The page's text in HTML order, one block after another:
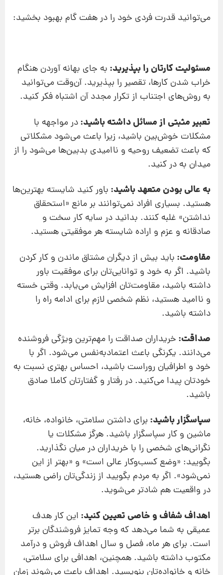
می‌توانید قدرت فردی خود را در هفت گام بهبود بخشید:
مسئولیت کارتان را بپذیرید: به جای بهانه آوردن هنگام
خراب شدن کارها، تقصیر را بپذیرید. آن‌وقت می‌توانید
به روش‌های اجتناب از تکرار مجدد آن اشتباه فکر کنید.
تعبیر مثبتی از مسائل داشته باشید:در مواجهه با
مشکلات خوش‌بین باشید، زیرا باعث می‌شود مشکلاتی
که باعث تضعیف روحیه و ناامیدی بدبین‌ها می‌شود را از
میدان به در کنید.
به عالی بودن متعهد باشید: باور کنید شایسته بهترین‌ها
هستید. بسیاری افراد نمی‌توانند بر مانع «استحقاق
نداشتن» غلبه کنند. بدانید در سایه کار سخت و
صادقانه و عزم و اراده شایسته هر موفقیتی هستید.
مقاومت: باید بیش از دیگران مشتاق ماندن و کار کردن
باشید. اگر به خود و توانایی‌تان برای موفقیت باور
داشته باشید، مقاومت‌تان افزایش می‌یابد. وقتی خسته
و ناامید هستید، نظم شخصی لازم برای ادامه راه را
داشته باشید.
صداقت: خریداران صداقت را مهم‌ترین ویژگی فروشنده
می‌دانند. یکرنگی باعث اعتمادبه‌نفس می‌شود. اگر با
خود و اطرافیان روراست باشید، احساس بهتری نسبت به
خودتان پیدا می‌کنید. در رفتار و گفتارتان کاملا صادق
باشید.
سپاسگزار باشید: برای داشتن سلامتی، خانواده، خانه،
ماشین و کار سپاسگزار باشید. هرگز مشکلات یا
نگرانی‌های شخصی را با خریداران در میان نگذارید.
بگویید: «وضع کسب‌وکار عالی است» و «بهتر از این
نمی‌شود». اگر به مردم بگویید از زندگی‌تان راضی هستید،
در واقعیت هم شادتر می‌شوید.
اهداف شفاف و خاصی تعیین‌ کنید: این کار هدف
عمیقی به شما می‌دهد که وجه تمایز فروشندگان برتر
است. برای هر ماه، فصل و سال اهداف فروش و درآمد
مکتوب داشته باشید. همچنین، اهدافی برای سلامتی،
خانه و خانواده‌تان بنویسید. اهداف باعث می‌شوند زمان